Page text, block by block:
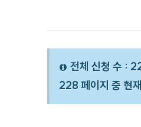
전체 신청 수 :
228 페이지 중 현